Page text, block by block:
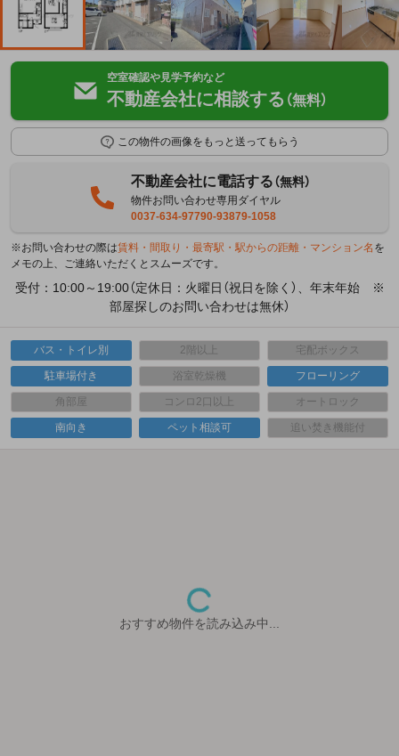
空室確認や見学予約など
不動産会社に相談する （無料）
この物件の画像をもっと送ってもらう
不動産会社に電話する（無料）
物件お問い合わせ専用ダイヤル
0037-634-97790-93879-1058
※お問い合わせの際は賃料・間取り・最寄駅・駅からの距離・マンション名 を
メモの上、ご連絡いただくとスムーズです。
受付：10:00～19:00（定休日：火曜日（祝日を除く）、年末年始 ※
部屋探しのお問い合わせは無休）
バス・トイレ別 2階以上 宅配ボックス
駐車場付き 浴室乾燥機 フローリング
角部屋 コンロ2口以上 オートロック
南向き ペット相談可 追い焚き機能付
おすすめ物件を読み込み中...